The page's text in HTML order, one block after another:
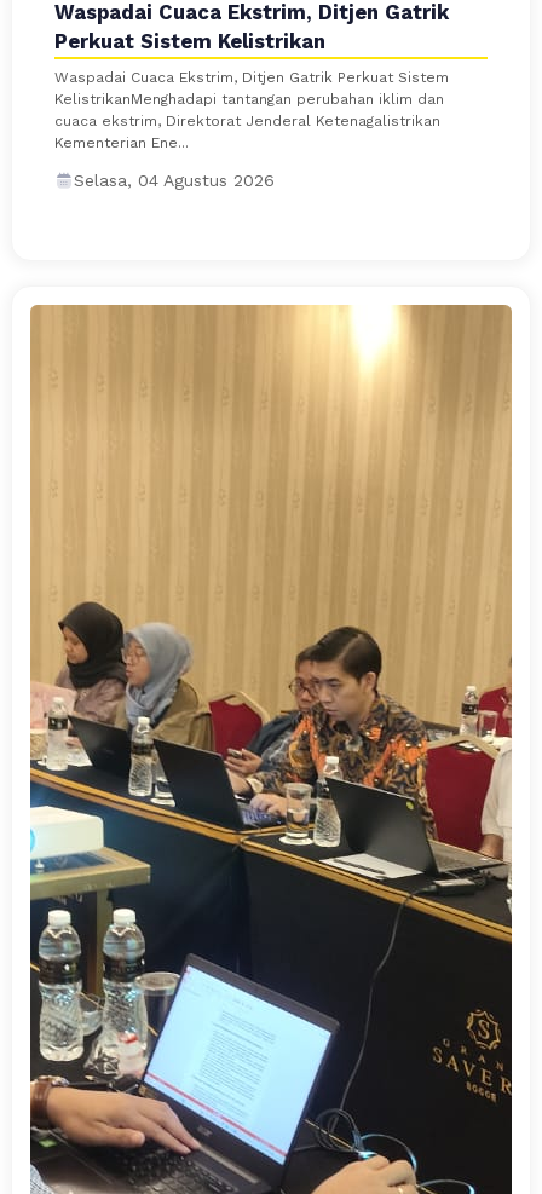
Waspadai Cuaca Ekstrim, Ditjen Gatrik
Perkuat Sistem Kelistrikan
Waspadai Cuaca Ekstrim, Ditjen Gatrik Perkuat Sistem
KelistrikanMenghadapi tantangan perubahan iklim dan
cuaca ekstrim, Direktorat Jenderal Ketenagalistrikan
Kementerian Ene...
Selasa, 04 Agustus 2026